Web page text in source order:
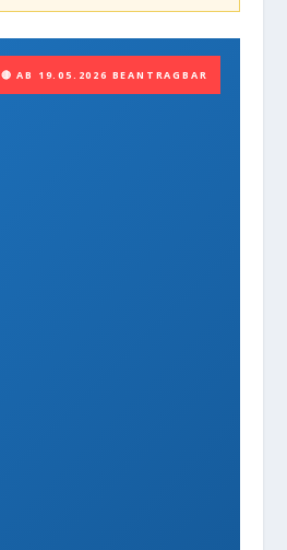
🔴 AB 19.05.2026 BEANTRAGBAR